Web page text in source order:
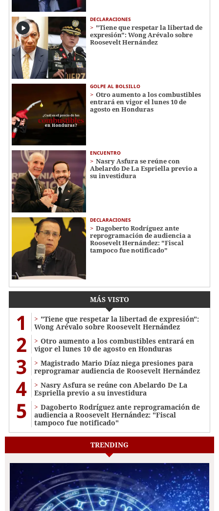
DECLARACIONES
"Tiene que respetar la libertad de
expresión": Wong Arévalo sobre
Roosevelt Hernández
GOLPE AL BOLSILLO
Otro aumento a los combustibles
entrará en vigor el lunes 10 de
agosto en Honduras
ENCUENTRO
Nasry Asfura se reúne con
Abelardo De La Espriella previo a
su investidura
DECLARACIONES
Dagoberto Rodríguez ante
reprogramación de audiencia a
Roosevelt Hernández: "Fiscal
tampoco fue notificado"
MÁS VISTO
1
"Tiene que respetar la libertad de expresión":
Wong Arévalo sobre Roosevelt Hernández
2
Otro aumento a los combustibles entrará en
vigor el lunes 10 de agosto en Honduras
3
Magistrado Mario Díaz niega presiones para
reprogramar audiencia de Roosevelt Hernández
4
Nasry Asfura se reúne con Abelardo De La
Espriella previo a su investidura
5
Dagoberto Rodríguez ante reprogramación de
audiencia a Roosevelt Hernández: "Fiscal
tampoco fue notificado"
TRENDING